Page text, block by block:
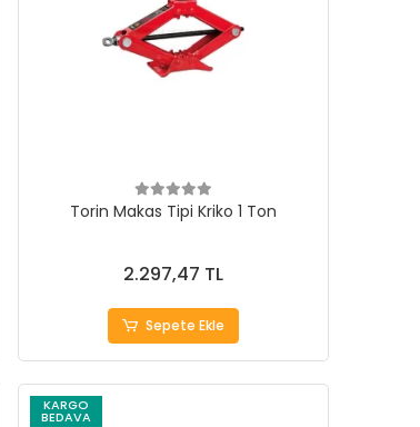
Torin Makas Tipi Kriko 1 Ton
2.297,47 TL
Sepete Ekle
KARGO
BEDAVA